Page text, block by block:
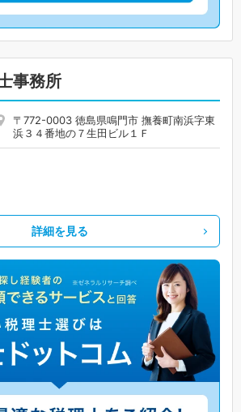
事務所
〒772-0003 徳島県鳴門市 撫養町南浜字東
浜３４番地の７生田ビル１Ｆ
詳細を見る